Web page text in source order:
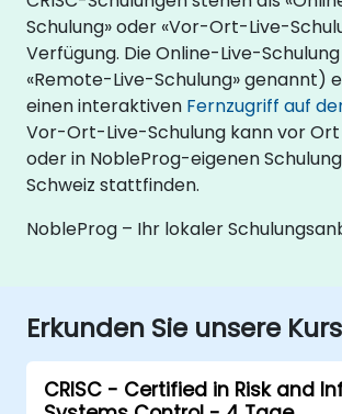
Schulung» oder «Vor-Ort-Live-
Verfügung. Die Online-Live-
«Remote-Live-Schulung» genannt)
einen interaktiven Fernzugriff auf
Vor-Ort-Live-Schulung kann vor Ort
oder in NobleProg-eigenen
Schweiz stattfinden.
NobleProg – Ihr lokaler
Erkunden Sie unsere
CRISC - Certified in Risk and